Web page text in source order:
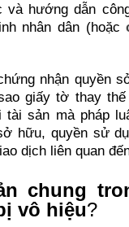
và hướng dẫn
nhân dân (hoặc
nhận quyền
giấy tờ thay
sản mà pháp
hữu, quyền sử
dịch liên quan
chung
vô hiệu?